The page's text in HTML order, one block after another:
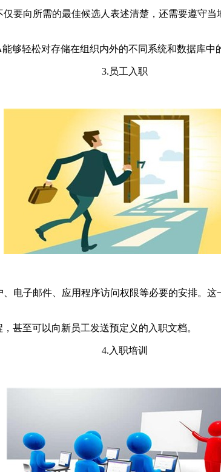
要向所需的最佳候选人表述清楚，还需要遵守
够轻松对存储在组织内外的不同系统和数据库中
3.员工入职
电子邮件、应用程序访问权限等必要的安排。
甚至可以向新员工发送预定义的入职文档。
4.入职培训